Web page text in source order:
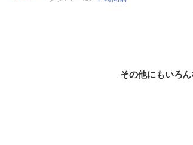
その他にもいろ